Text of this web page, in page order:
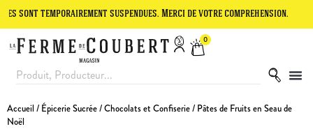
suspendues. Merci de votre compréhension. Le site
0
Accueil / Épicerie Sucrée/Chocolats et Confiserie/ Pâtes de Fruits en Seau de
Noël